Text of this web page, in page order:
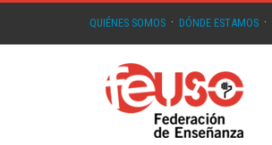
QUIÉNES SOMOS · DÓNDE ESTAMOS ·